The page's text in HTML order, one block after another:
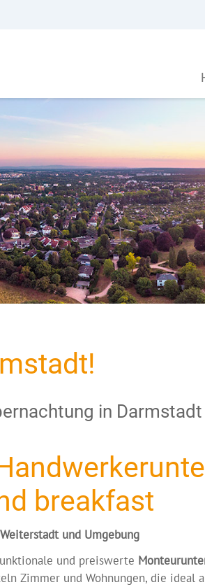
in Darmstadt
breakfast
und Umgebung
und preiswerte
Zimmer und Wohnungen, die ideal